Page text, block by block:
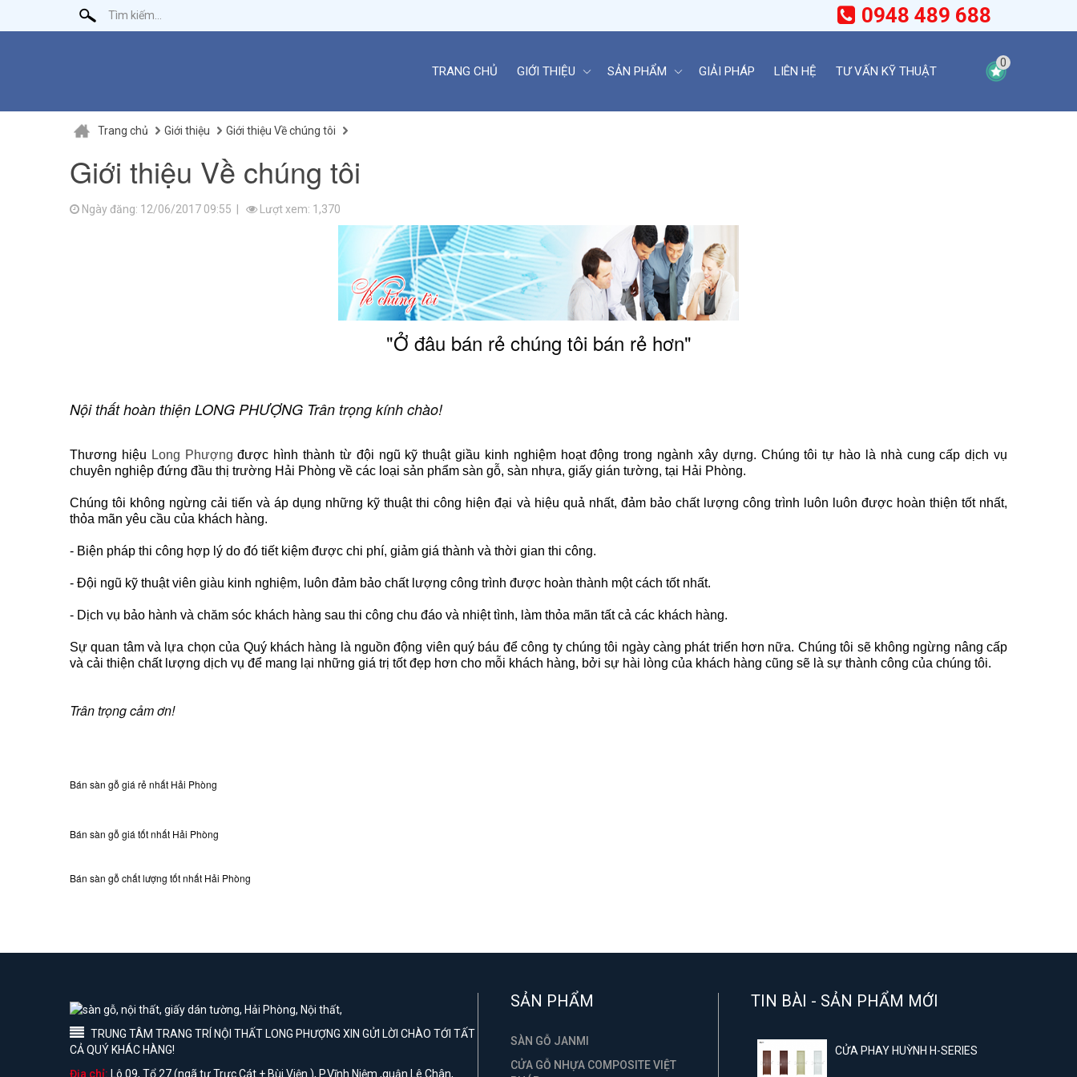
0948 489 688
TRANG CHỦ GIỚI THIỆU SẢN PHẨM GIẢI PHÁP LIÊN HỆ TƯ VẤN KỸ THUẬT
0
Trang chủ Giới thiệu Giới thiệu Về chúng tôi
Giới thiệu Về chúng tôi
Ngày đăng: 12/06/2017 09:55 | Lượt xem: 1,370
"Ở đâu bán rẻ chúng tôi bán rẻ hơn"
Nội thất hoàn thiện LONG PHƯỢNG Trân trọng kính chào!
Thương hiệu Long Phượng được hình thành từ đội ngũ kỹ thuật giầu kinh nghiệm hoạt động trong ngành xây dựng. Chúng tôi tự hào là nhà cung cấp dịch vụ
chuyên nghiệp đứng đầu thị trường Hải Phòng về các loại sản phẩm sàn gỗ, sàn nhựa, giấy gián tường, tại Hải Phòng.
Chúng tôi không ngừng cải tiến và áp dụng những kỹ thuật thi công hiện đại và hiệu quả nhất, đảm bảo chất lượng công trình luôn luôn được hoàn thiện tốt nhất,
thỏa mãn yêu cầu của khách hàng.
- Biện pháp thi công hợp lý do đó tiết kiệm được chi phí, giảm giá thành và thời gian thi công.
- Đội ngũ kỹ thuật viên giàu kinh nghiệm, luôn đảm bảo chất lượng công trình được hoàn thành một cách tốt nhất.
- Dịch vụ bảo hành và chăm sóc khách hàng sau thi công chu đáo và nhiệt tình, làm thỏa mãn tất cả các khách hàng.
Sự quan tâm và lựa chọn của Quý khách hàng là nguồn động viên quý báu để công ty chúng tôi ngày càng phát triển hơn nữa. Chúng tôi sẽ không ngừng nâng cấp
và cải thiện chất lượng dịch vụ để mang lại những giá trị tốt đẹp hơn cho mỗi khách hàng, bởi sự hài lòng của khách hàng cũng sẽ là sự thành công của chúng tôi.
Trân trọng cảm ơn!
Bán sàn gỗ giá rẻ nhất Hải Phòng
Bán sàn gỗ giá tốt nhất Hải Phòng
Bán sàn gỗ chất lượng tốt nhất Hải Phòng
TRUNG TÂM TRANG TRÍ NỘI THẤT LONG PHƯỢNG XIN GỬI LỜI CHÀO TỚI TẤT
CẢ QUÝ KHÁC HÀNG!
Địa chỉ: Lô 09, Tổ 27 (ngã tư Trực Cát + Bùi Viện ), P.Vĩnh Niệm ,quận Lê Chân,
SẢN PHẨM
SÀN GỖ JANMI
CỬA GỖ NHỰA COMPOSITE VIỆT
TIN BÀI - SẢN PHẨM MỚI
CỬA PHAY HUỲNH H-SERIES